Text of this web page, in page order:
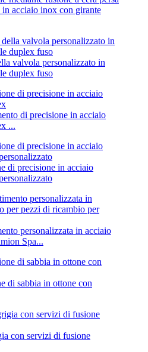
acciaio inox con girante
valvola personalizzato in
duplex fuso
di precisione in acciaio
...
di precisione in acciaio
personalizzata in acciaio
Spa...
di sabbia in ottone con
con servizi di fusione